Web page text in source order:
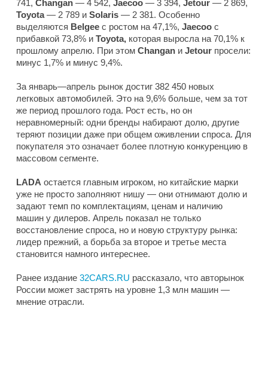
741, Changan — 4 542, Jaecoo — 3 394, Jetour — 2 869,
Toyota— 2 789 и Solaris — 2 381. Особенно
выделяются Belgee с ростом на 47,1%, Jaecoo с
прибавкой 73,8% и Toyota, которая выросла на 70,1% к
прошлому апрелю. При этом Changan и Jetour просели:
минус 1,7% и минус 9,4%.
За январь—апрель рынок достиг 382 450 новых
легковых автомобилей. Это на 9,6% больше, чем за тот
же период прошлого года. Рост есть, но он
неравномерный: одни бренды набирают долю, другие
теряют позиции даже при общем оживлении спроса. Для
покупателя это означает более плотную конкуренцию в
массовом сегменте.
LADA остается главным игроком, но китайские марки
уже не просто заполняют нишу — они отнимают долю и
задают темп по комплектациям, ценам и наличию
машин у дилеров. Апрель показал не только
восстановление спроса, но и новую структуру рынка:
лидер прежний, а борьба за второе и третье места
становится намного интереснее.
Ранее издание 32CARS.RU рассказало, что авторынок
России может застрять на уровне 1,3 млн машин —
мнение отрасли.